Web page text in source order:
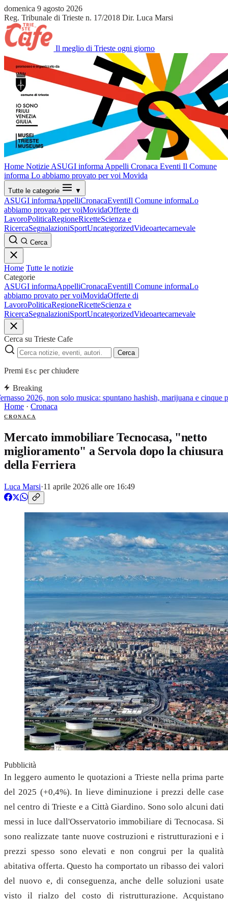
domenica 9 agosto 2026
Reg. Tribunale di Trieste n. 17/2018 Dir. Luca Marsi
Il meglio di Trieste ogni giorno
Home Notizie ASUGI informa Appelli Cronaca Eventi Il Comune
informa Lo abbiamo provato per voi Movida
Tutte le categorie ▼
ASUGI informaAppelliCronacaEventiIl Comune informaLo
abbiamo provato per voiMovidaOfferte di
LavoroPoliticaRegioneRicetteScienza e
RicercaSegnalazioniSportUncategorizedVideoartecarnevale
Cerca
Home Tutte le notizie
Categorie
ASUGI informaAppelliCronacaEventiIl Comune informaLo
abbiamo provato per voiMovidaOfferte di
LavoroPoliticaRegioneRicetteScienza e
RicercaSegnalazioniSportUncategorizedVideoartecarnevale
Cerca su Trieste Cafe
Cerca
Premi Esc per chiudere
Breaking
2026, non solo musica: spuntano hashish, marijuana e cinque
Home · Cronaca
CRONACA
Mercato immobiliare Tecnocasa, "netto
miglioramento" a Servola dopo la chiusura
della Ferriera
Luca Marsi·11 aprile 2026 alle ore 16:49
Pubblicità
In leggero aumento le quotazioni a Trieste nella prima parte
del 2025 (+0,4%). In lieve diminuzione i prezzi delle case
nel centro di Trieste e a Città Giardino. Sono solo alcuni dati
messi in luce dall'Osservatorio immobiliare di Tecnocasa. Si
sono realizzate tante nuove costruzioni e ristrutturazioni e i
prezzi spesso sono elevati e non congrui per la qualità
abitativa offerta. Questo ha comportato un ribasso dei valori
del nuovo e, di conseguenza, anche delle soluzioni usate
visto il rialzo del costo di ristrutturazione. Acquistano